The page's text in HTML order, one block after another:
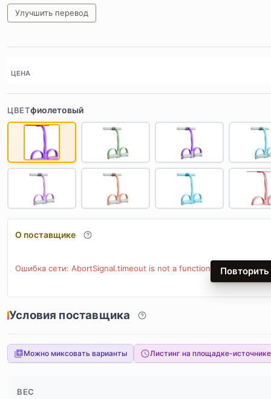
Улучшить перевод
ЦЕНА
ЦВЕТфиолетовый
О поставщике
Ошибка сети: AbortSignal.timeout is not a function
Условия поставщика
Можно миксовать варианты Листинг на площадке-
ВЕС